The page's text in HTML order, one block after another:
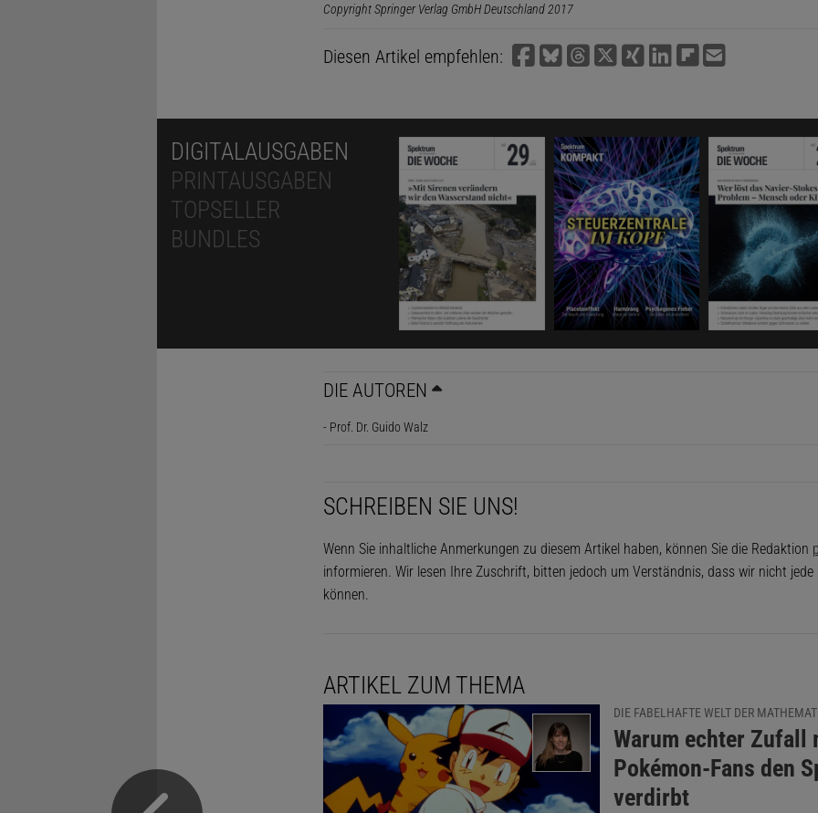
Copyright Springer Verlag GmbH Deutschland 2017
Diesen Artikel empfehlen:
DIGITALAUSGABEN
PRINTAUSGABEN
TOPSELLER
BUNDLES
DIE AUTOREN
- Prof. Dr. Guido Walz
SCHREIBEN SIE UNS!
Wenn Sie inhaltliche Anmerkungen zu diesem Artikel haben, können Sie die Redaktion
informieren. Wir lesen Ihre Zuschrift, bitten jedoch um Verständnis, dass wir nicht
können.
ARTIKEL ZUM THEMA
DIE FABELHAFTE WELT DER
:
Warum echter Zufall
Pokémon-Fans den
verdirbt